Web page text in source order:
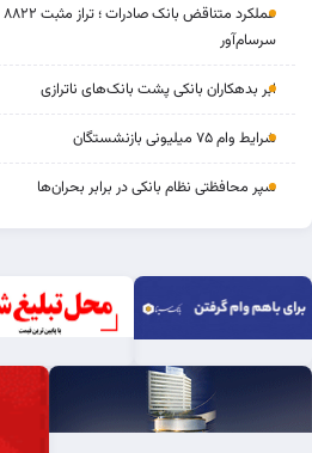
سرسام‌آور
ابر بدهکاران بانکی پشت بانک‌های ناترازی
شرایط وام ۷۵ میلیونی بازنشستگان
سپر محافظتی نظام بانکی در برابر بحران‌ها